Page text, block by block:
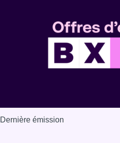
Dernière émission